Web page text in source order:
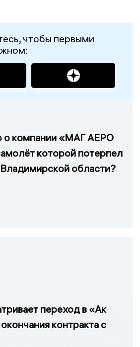
чтобы первыми
о компании «МАГ АЕРО
которой потерпел
области?
переход в «Ак
контракта с